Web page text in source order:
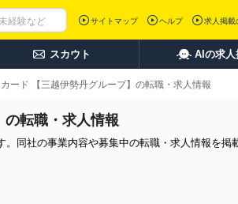
サイトマップ ヘルプ 求人掲載
スカウト AIの求人
ード 【三越伊勢丹グループ】の転職・求人情報
転職・求人情報
同社の事業内容や募集中の転職・求人情報を掲